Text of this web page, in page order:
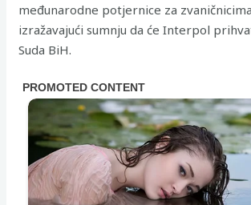
međunarodne potjernice za zvaničnicima
izražavajući sumnju da će Interpol
Suda BiH.